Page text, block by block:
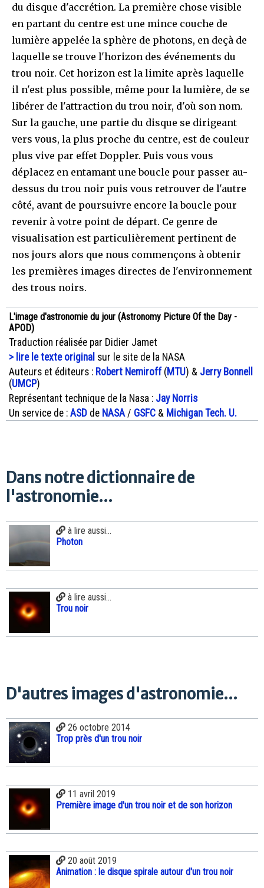
du disque d'accrétion. La première chose visible
en partant du centre est une mince couche de
lumière appelée la sphère de photons, en deçà de
laquelle se trouve l'horizon des événements du
trou noir. Cet horizon est la limite après laquelle
il n'est plus possible, même pour la lumière, de se
libérer de l'attraction du trou noir, d'où son nom.
Sur la gauche, une partie du disque se dirigeant
vers vous, la plus proche du centre, est de couleur
plus vive par effet Doppler. Puis vous vous
déplacez en entamant une boucle pour passer au-
dessus du trou noir puis vous retrouver de l'autre
côté, avant de poursuivre encore la boucle pour
revenir à votre point de départ. Ce genre de
visualisation est particulièrement pertinent de
nos jours alors que nous commençons à obtenir
les premières images directes de l'environnement
des trous noirs.
L'image d'astronomie du jour (Astronomy Picture Of the Day -
APOD)
Traduction réalisée par Didier Jamet
> lire le texte original sur le site de la NASA
Auteurs et éditeurs : Robert Nemiroff(MTU) & Jerry Bonnell
(UMCP)
Représentant technique de la Nasa : Jay Norris
Un service de : ASD de NASA / GSFC & Michigan Tech. U.
Dans notre dictionnaire de
l'astronomie...
à lire aussi...
Photon
à lire aussi...
Trou noir
D'autres images d'astronomie...
26 octobre 2014
Trop près d'un trou noir
11 avril 2019
Première image d'un trou noir et de son horizon
20 août 2019
Animation : le disque spirale autour d'un trou noir